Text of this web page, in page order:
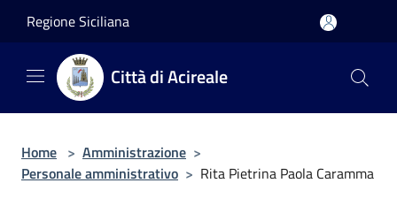
Regione Siciliana
Città di Acireale
Home > Amministrazione >
Personale amministrativo > Rita Pietrina Paola Caramma